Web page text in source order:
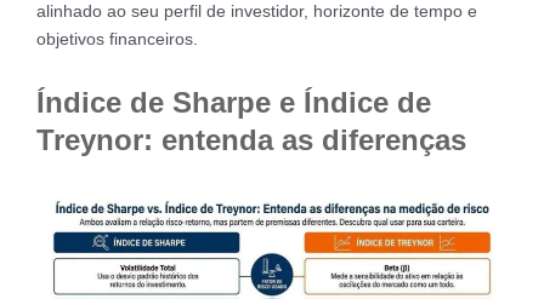
alinhado ao seu perfil de investidor, horizonte de tempo e
objetivos financeiros.
Índice de Sharpe e Índice de
Treynor: entenda as diferenças